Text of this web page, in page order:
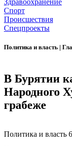
Здравоохранение
Спорт
Происшествия
Спецпроекты
Политика и власть |
В Бурятии
Народного
грабеже
Политика и власть